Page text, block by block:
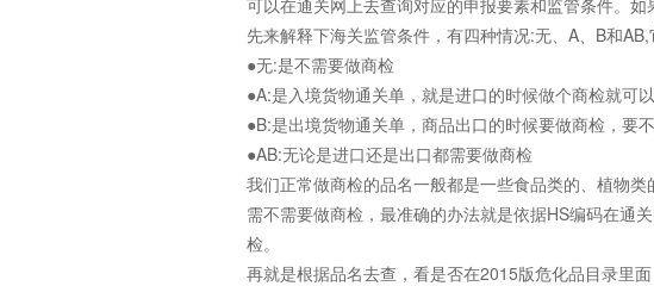
可以在通关网上去查询对应的申报要素和监管条件。
先来解释下海关监管条件，有四种情况:无、A、B和
●无:是不需要做商检
●A:是入境货物通关单，就是进口的时候做个商检就可
●B:是出境货物通关单，商品出口的时候要做商检，要
●AB:无论是进口还是出口都需要做商检
我们正常做商检的品名一般都是一些食品类的、植物
需不需要做商检，最准确的办法就是依据HS编码在通
检。
再就是根据品名去查，看是否在2015版危化品目录里